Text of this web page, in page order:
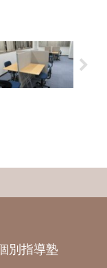
別指導塾